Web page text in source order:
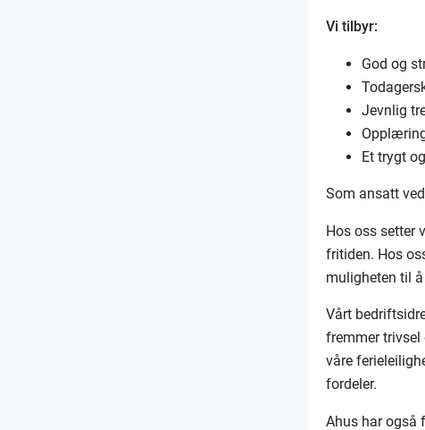
Vi tilbyr:
God og
Jevnlig
Et trygt
Som ansatt
Hos oss setter
fritiden. Hos
muligheten til
Vårt
fremmer trivsel
våre
fordeler.
Ahus har også